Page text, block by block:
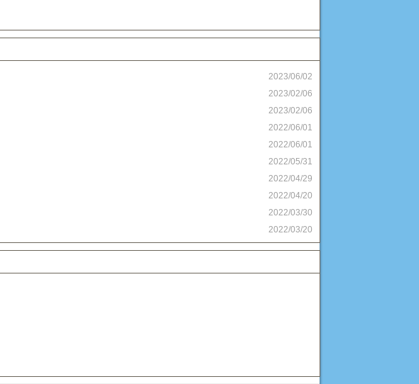
2023/06/02
2023/02/06
2023/02/06
2022/06/01
2022/06/01
2022/05/31
2022/04/29
2022/04/20
2022/03/30
2022/03/20